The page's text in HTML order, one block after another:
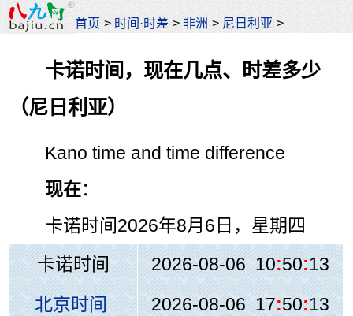
首页 > 时间·时差 >非洲 > 尼日利亚 >
卡诺时间，现在几点、时差多少
（尼日利亚）
Kano time and time difference
现在：
卡诺时间2026年8月6日，星期四
卡诺时间
2026-08-06 10:50:13
北京时间
2026-08-06 17:50:13